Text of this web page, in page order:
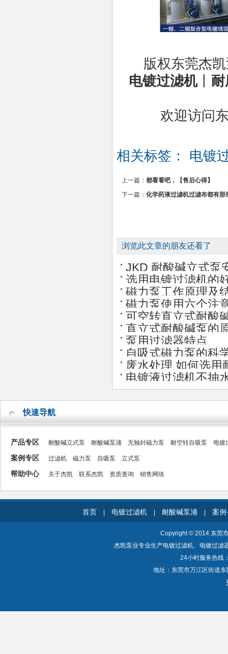
版权东莞杰
电镀过滤机丨
欢迎访问
相关标签： 电镀
上一篇： 都看看吧，【售后心得】
下一篇： 化学药液过滤机过滤布都有那
浏览此文章的朋友还看了
JKD 耐酸碱立式泵
选用电镀过滤机的
磁力泵工作原理及
磁力泵使用六个注
可空转直立式耐酸
直立式耐酸碱泵的
泵用过滤器特点
自吸式磁力泵的科
废水处理 如何选用
电镀液过滤机不抽
快速导航
产品专区 耐酸碱立式泵 耐酸碱泵浦 无轴封磁力泵 耐空转自吸泵 电镀
案例专区 过滤机 磁力泵 自吸泵 立式泵
帮助中心 关于杰凯 联系杰凯 资质查询 销售网络
首页 电镀过滤机 耐酸碱泵浦 案例
Copyright © 2014 东莞
杰凯泵业专业生产电镀过滤机、电镀过滤
24小时服务热线
地址：东莞市万江区街道